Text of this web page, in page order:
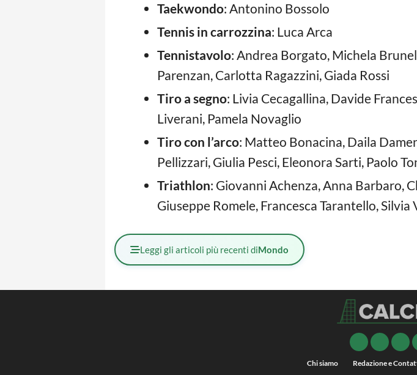
Taekwondo: Antonino Bossolo
Tennis in carrozzina: Luca Arca
Tennistavolo: Andrea Borgato, Michela
Parenzan, Carlotta Ragazzini, Giada Rossi
Tiro a segno: Livia Cecagallina, Davide
Liverani, Pamela Novaglio
Tiro con l’arco: Matteo Bonacina, Daila
Pellizzari, Giulia Pesci, Eleonora Sarti, Paolo
Triathlon: Giovanni Achenza, Anna Barbaro,
Giuseppe Romele, Francesca Tarantello,
Leggi gli articoli più recenti diMondo
Chi siamo Redazione e